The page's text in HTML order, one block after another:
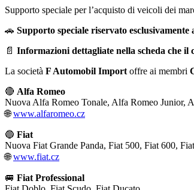
Supporto speciale per l’acquisto di veicoli dei
🚗 Supporto speciale riservato
📄 Informazioni dettagliate nella scheda che il
La società F Automobil Import offre ai membri
🔴 Alfa Romeo
Nuova Alfa Romeo Tonale, Alfa Romeo Junior,
🌐www.alfaromeo.cz
🔵 Fiat
Nuova Fiat Grande Panda, Fiat 500, Fiat 600,
🌐www.fiat.cz
🚐 Fiat Professional